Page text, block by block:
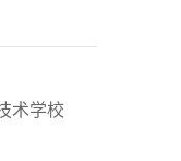
术学校